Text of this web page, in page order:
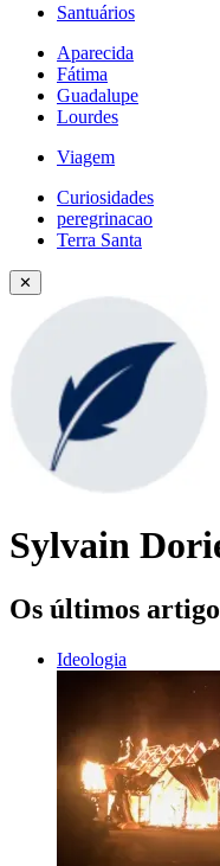
Santuários
Aparecida
Fátima
Guadalupe
Lourdes
Viagem
Curiosidades
peregrinacao
Terra Santa
✕
Sylvain
Os últimos
Ideologia